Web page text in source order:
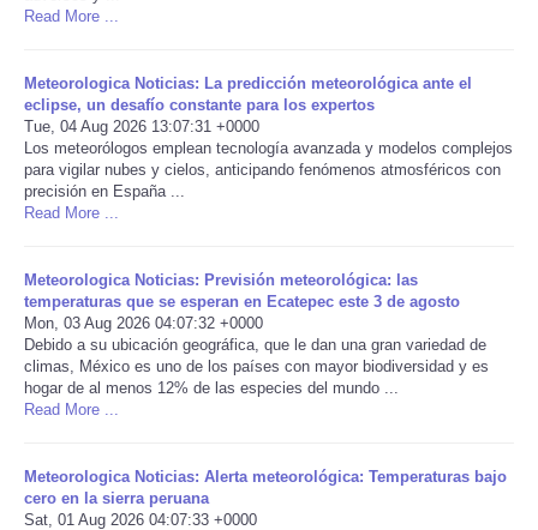
Travel
USA
World
NOTICIAS
America Latina
Ciencia
EEUU
Read More ...
Meteorologica Noticias: La predicción meteorológica ante el
eclipse, un desafío constante para los expertos
Tue, 04 Aug 2026 13:07:31 +0000
Los meteorólogos emplean tecnología avanzada y modelos complejos
para vigilar nubes y cielos, anticipando fenómenos atmosféricos con
precisión en España ...
Read More ...
Meteorologica Noticias: Previsión meteorológica: las
temperaturas que se esperan en Ecatepec este 3 de agosto
Mon, 03 Aug 2026 04:07:32 +0000
Debido a su ubicación geográfica, que le dan una gran variedad de
climas, México es uno de los países con mayor biodiversidad y es
hogar de al menos 12% de las especies del mundo ...
Read More ...
Meteorologica Noticias: Alerta meteorológica: Temperaturas bajo
cero en la sierra peruana
Sat, 01 Aug 2026 04:07:33 +0000